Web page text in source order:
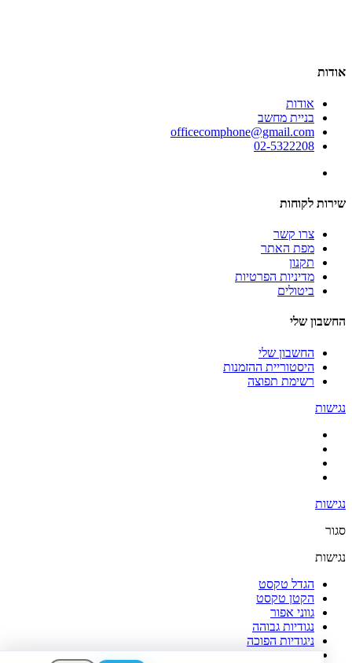
אודות
אודות
בניית מחשב
officecomphone@gmail.com
02-5322208
שירות לקוחות
צרו קשר
מפת האתר
תקנון
מדיניות הפרטיות
ביטולים
החשבון שלי
החשבון שלי
היסטוריית ההזמנות
רשימת תפוצה
נגישות
נגישות
סגור
נגישות
הגדל טקסט
הקטן טקסט
גווני אפור
נגודיות גבוהה
ניגודיות הפוכה
רקע בהיר